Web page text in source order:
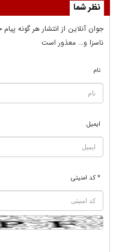
نظر شما
جوان آنلاين از انتشار هر گونه
ناسزا و... معذور است
نام
ایمیل
* کد امنیتی